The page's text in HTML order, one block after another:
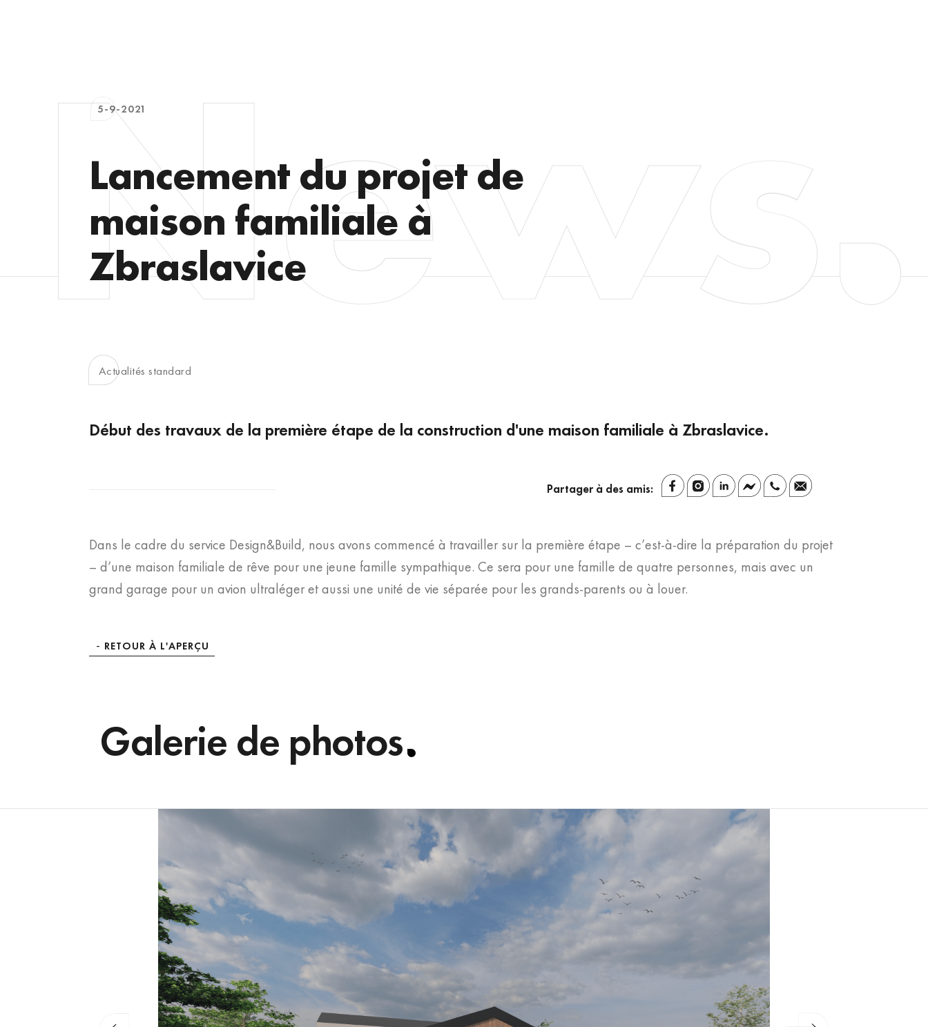
5-9-2021
Lancement du projet de
maison familiale à
Zbraslavice
Actualités standard
Début des travaux de la première étape de la construction d'une maison familiale à Zbraslavice.
Partager à des amis:
Dans le cadre du service Design&Build, nous avons commencé à travailler sur la première étape – c’est-à-dire la préparation du projet
– d’une maison familiale de rêve pour une jeune famille sympathique. Ce sera pour une famille de quatre personnes, mais avec un
grand garage pour un avion ultraléger et aussi une unité de vie séparée pour les grands-parents ou à louer.
RETOUR À L'APERÇU
Galerie de photos